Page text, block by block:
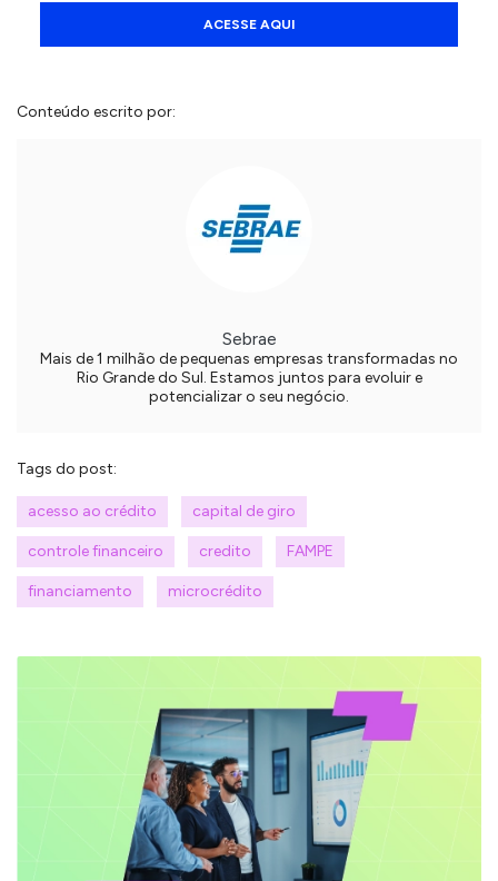
ACESSE AQUI
Conteúdo escrito por:
Sebrae
Mais de 1 milhão de pequenas empresas transformadas no
Rio Grande do Sul. Estamos juntos para evoluir e
potencializar o seu negócio.
Tags do post:
acesso ao crédito capital de giro
controle financeiro credito FAMPE
financiamento microcrédito